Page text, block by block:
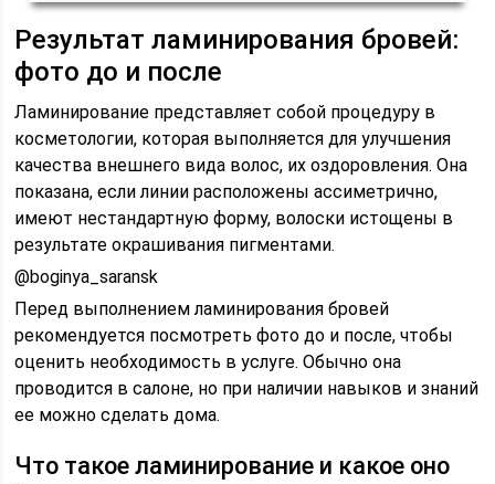
Результат ламинирования бровей:
фото до и после
Ламинирование представляет собой процедуру в
косметологии, которая выполняется для улучшения
качества внешнего вида волос, их оздоровления. Она
показана, если линии расположены ассиметрично,
имеют нестандартную форму, волоски истощены в
результате окрашивания пигментами.
@boginya_saransk
Перед выполнением ламинирования бровей
рекомендуется посмотреть фото до и после, чтобы
оценить необходимость в услуге. Обычно она
проводится в салоне, но при наличии навыков и знаний
ее можно сделать дома.
Что такое ламинирование и какое оно